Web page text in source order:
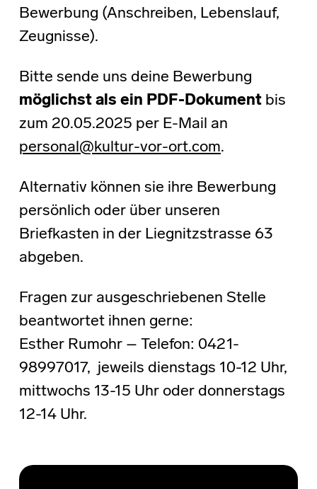
Bewerbung (Anschreiben, Lebenslauf,
Zeugnisse).
Bitte sende uns deine Bewerbung
möglichst als ein PDF-Dokumentbis
zum 20.05.2025 per E-Mail an
personal@kultur-vor-ort.com.
Alternativ können sie ihre Bewerbung
persönlich oder über unseren
Briefkasten in der Liegnitzstrasse 63
abgeben.
Fragen zur ausgeschriebenen Stelle
beantwortet ihnen gerne:
Esther Rumohr – Telefon: 0421-
98997017, jeweils dienstags 10-12 Uhr,
mittwochs 13-15 Uhr oder donnerstags
12-14 Uhr.
Skip back to main navigation